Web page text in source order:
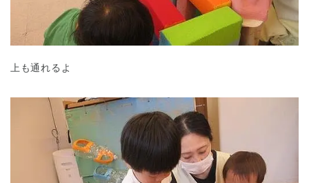
上も通れるよ